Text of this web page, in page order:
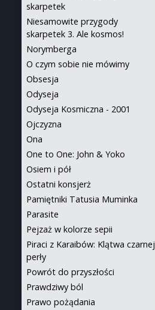
skarpetek
Niesamowite przygody
skarpetek 3. Ale kosmos!
Norymberga
O czym sobie nie mówimy
Obsesja
Odyseja
Odyseja Kosmiczna - 2001
Ojczyzna
Ona
One to One: John & Yoko
Osiem i pół
Ostatni konsjerż
Pamiętniki Tatusia Muminka
Parasite
Pejzaż w kolorze sepii
Piraci z Karaibów: Klątwa czarnej
perły
Powrót do przyszłości
Prawdziwy ból
Prawo pożądania